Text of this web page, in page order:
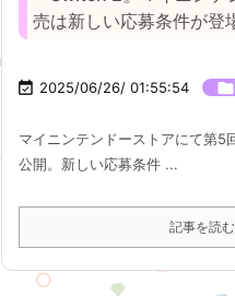
売は新しい応募条件が登
 2025/06/26/ 01:55:54 
マイニンテンドーストアにて第
公開。新しい応募条件 ...
記事を読む